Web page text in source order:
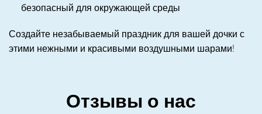
безопасный для окружающей среды
Создайте незабываемый праздник для вашей дочки с
этими нежными и красивыми воздушными шарами!
Отзывы о нас